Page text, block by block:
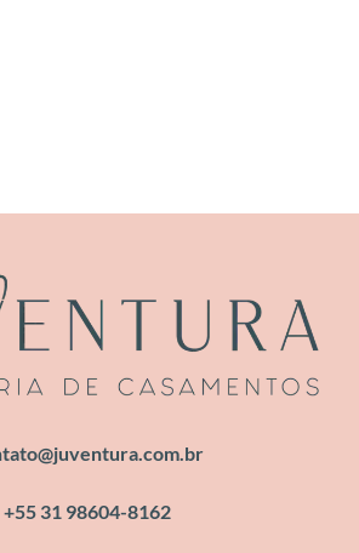
+55 31 98604-8162